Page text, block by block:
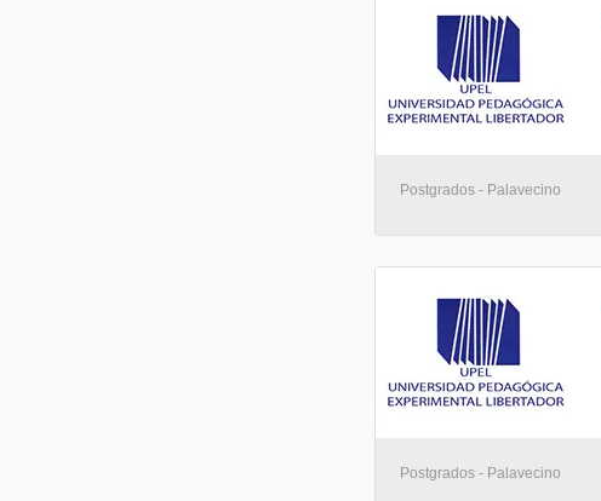
Postgrados - Palavecino
Postgrados - Palavecino